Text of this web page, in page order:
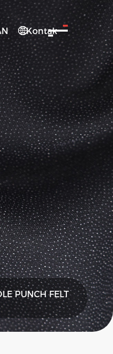
Kontak

PUNCH FELT